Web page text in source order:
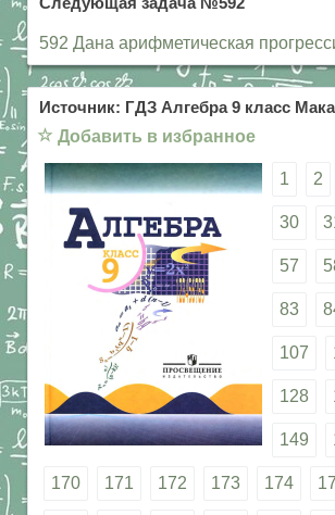
592 Дана арифметическая
Источник: ГДЗ Алгебра 9 класс
☆ Добавить в избранное
1 2
30
57
83
107
128
149
170 171 172 173 174